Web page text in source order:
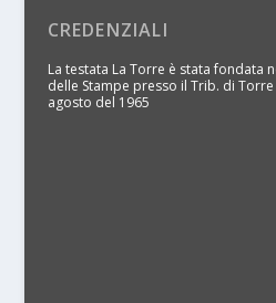
CREDENZIALI
La testata La Torre è stata fondata
delle Stampe presso il Trib. di
agosto del 1965